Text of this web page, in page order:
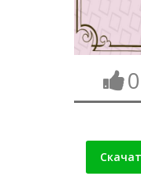
0